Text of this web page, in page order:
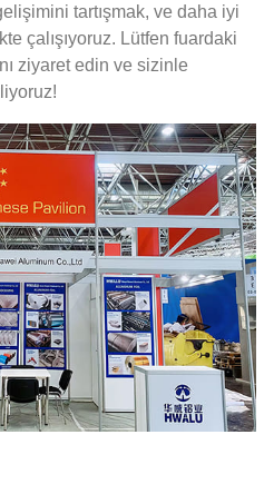
tartışmak, ve daha iyi
çalışıyoruz. Lütfen fuardaki
ziyaret edin ve sizinle